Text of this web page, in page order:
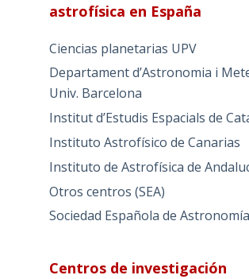
astrofísica en España
Ciencias planetarias UPV
Departament d’Astronomia i
Univ. Barcelona
Institut d’Estudis Espacials de
Instituto Astrofísico de Canarias
Instituto de Astrofísica de
Otros centros (SEA)
Sociedad Española de Astronomía
Centros de investigación